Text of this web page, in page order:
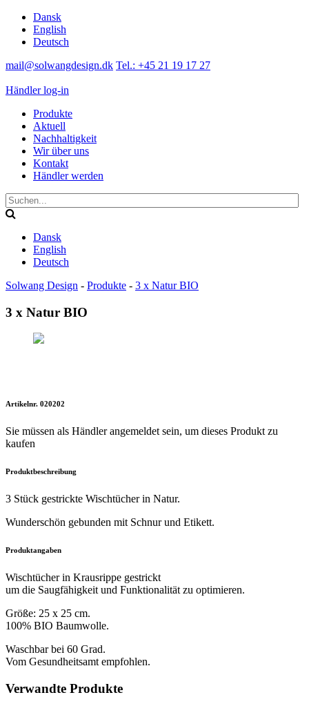
Dansk
English
Deutsch
mail@solwangdesign.dk Tel.: +45 21 19 17 27
Händler log-in
Produkte
Aktuell
Nachhaltigkeit
Wir über uns
Kontakt
Händler werden
Dansk
English
Deutsch
Solwang Design - Produkte - 3 x Natur BIO
3 x Natur BIO
Artikelnr. 020202
Sie müssen als Händler angemeldet sein, um dieses Produkt zu
kaufen
Produktbeschreibung
3 Stück gestrickte Wischtücher in Natur.
Wunderschön gebunden mit Schnur und Etikett.
Produktangaben
Wischtücher in Krausrippe gestrickt
um die Saugfähigkeit und Funktionalität zu optimieren.
Größe: 25 x 25 cm.
100% BIO Baumwolle.
Waschbar bei 60 Grad.
Vom Gesundheitsamt empfohlen.
Verwandte Produkte